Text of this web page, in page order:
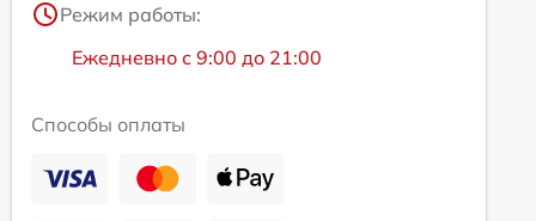
Режим работы:
Ежедневно с 9:00 до 21:00
Способы оплаты